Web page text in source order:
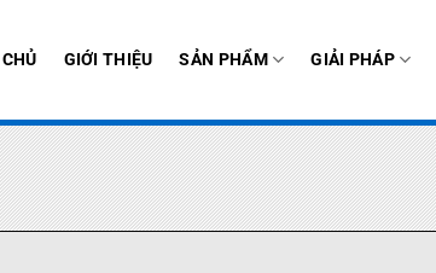
GIỚI THIỆU SẢN PHẨM GIẢI PHÁP